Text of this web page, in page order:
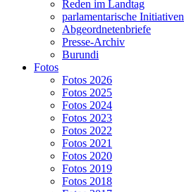
Reden im Landtag
parlamentarische Initiativen
Abgeordnetenbriefe
Presse-Archiv
Burundi
Fotos
Fotos 2026
Fotos 2025
Fotos 2024
Fotos 2023
Fotos 2022
Fotos 2021
Fotos 2020
Fotos 2019
Fotos 2018